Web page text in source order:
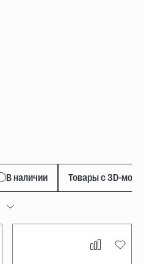
В наличии Товары с 3D-